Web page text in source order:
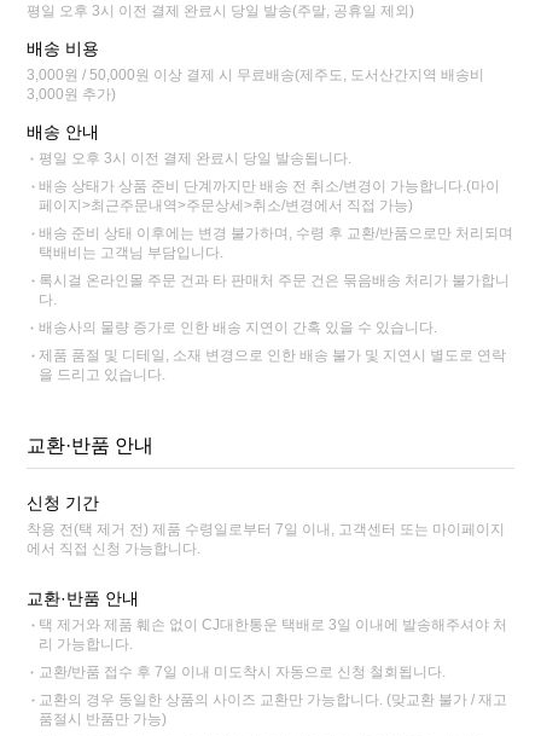
평일 오후 3시 이전 결제 완료시 당일 발송(주말, 공휴일 제외)
배송 비용
3,000원 / 50,000원 이상 결제 시 무료배송(제주도, 도서산간지역 배송비
3,000원 추가)
배송 안내
평일 오후 3시 이전 결제 완료시 당일 발송됩니다.
배송 상태가 상품 준비 단계까지만 배송 전 취소/변경이 가능합니다.(마이
페이지>최근주문내역>주문상세>취소/변경에서 직접 가능)
배송 준비 상태 이후에는 변경 불가하며, 수령 후 교환/반품으로만 처리되며
택배비는 고객님 부담입니다.
록시걸 온라인몰 주문 건과 타 판매처 주문 건은 묶음배송 처리가 불가합니
다.
배송사의 물량 증가로 인한 배송 지연이 간혹 있을 수 있습니다.
제품 품절 및 디테일, 소재 변경으로 인한 배송 불가 및 지연시 별도로 연락
을 드리고 있습니다.
교환·반품 안내
신청 기간
착용 전(택 제거 전) 제품 수령일로부터 7일 이내, 고객센터 또는 마이페이지
에서 직접 신청 가능합니다.
교환·반품 안내
택 제거와 제품 훼손 없이 CJ대한통운 택배로 3일 이내에 발송해주셔야 처
리 가능합니다.
교환/반품 접수 후 7일 이내 미도착시 자동으로 신청 철회됩니다.
교환의 경우 동일한 상품의 사이즈 교환만 가능합니다. (맞교환 불가 / 재고
품절시 반품만 가능)